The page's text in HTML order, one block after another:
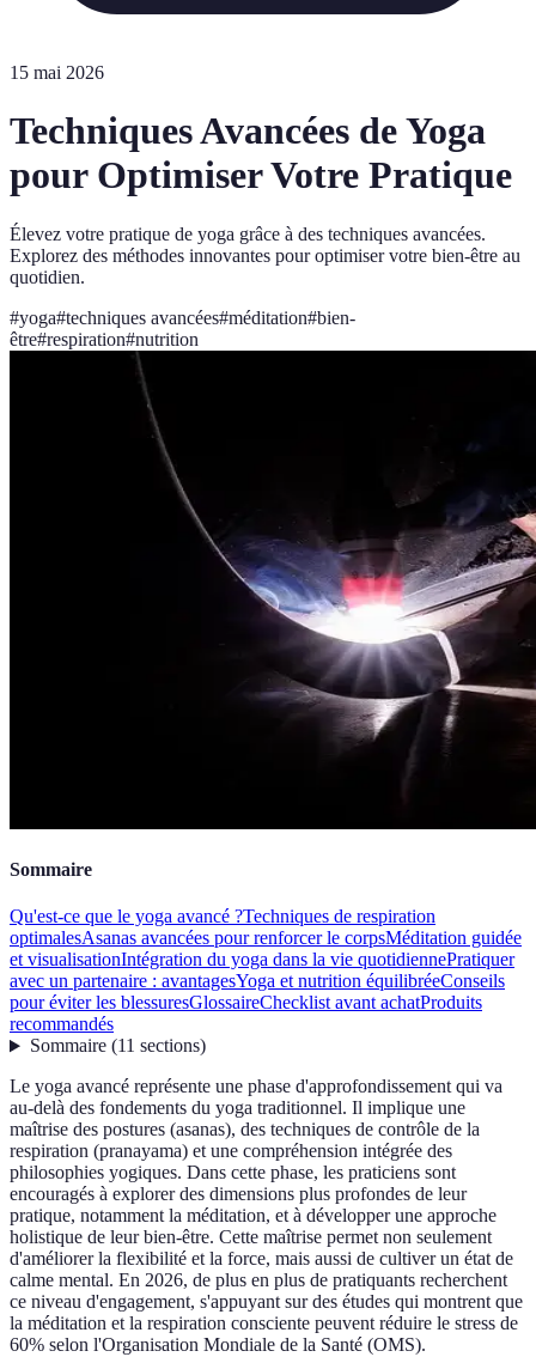
15 mai 2026
Techniques Avancées de Yoga
pour Optimiser Votre Pratique
Élevez votre pratique de yoga grâce à des techniques avancées.
Explorez des méthodes innovantes pour optimiser votre bien-être au
quotidien.
#yoga#techniques avancées#méditation#bien-
être#respiration#nutrition
Sommaire
Qu'est-ce que le yoga avancé ?Techniques de respiration
optimalesAsanas avancées pour renforcer le corpsMéditation guidée
et visualisationIntégration du yoga dans la vie quotidiennePratiquer
avec un partenaire : avantagesYoga et nutrition équilibréeConseils
pour éviter les blessuresGlossaireChecklist avant achatProduits
recommandés
Sommaire(11 sections)
Le yoga avancé représente une phase d'approfondissement qui va
au-delà des fondements du yoga traditionnel. Il implique une
maîtrise des postures (asanas), des techniques de contrôle de la
respiration (pranayama) et une compréhension intégrée des
philosophies yogiques. Dans cette phase, les praticiens sont
encouragés à explorer des dimensions plus profondes de leur
pratique, notamment la méditation, et à développer une approche
holistique de leur bien-être. Cette maîtrise permet non seulement
d'améliorer la flexibilité et la force, mais aussi de cultiver un état de
calme mental. En 2026, de plus en plus de pratiquants recherchent
ce niveau d'engagement, s'appuyant sur des études qui montrent que
la méditation et la respiration consciente peuvent réduire le stress de
60% selon l'Organisation Mondiale de la Santé (OMS).